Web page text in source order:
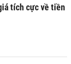
tích cực về tiền